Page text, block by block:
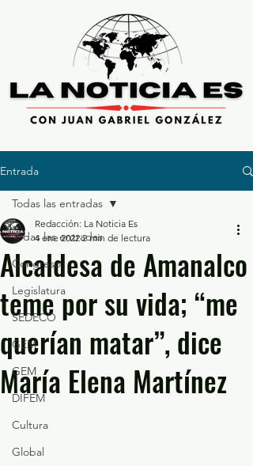
Entrada
Todas las entradas
Congreso
Legislatura
SEDECO
GEM
GEM
DIFEM
Cultura
Global
Todas las entradas
Alcaldesa de Amanalco
teme por su vida; “me
querían matar”, dice
María Elena Martínez
Redacción: La Noticia Es
4 ene 2022 2 min de lectura